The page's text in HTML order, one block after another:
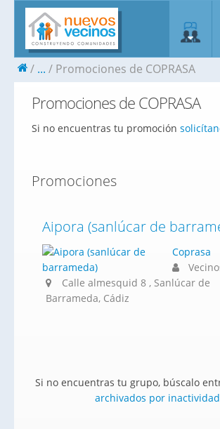
... Promociones de COPRASA
Promociones de COPRASA
Si no encuentras tu promoción
Promociones
Aipora (sanlúcar de
Coprasa
Calle almesquid 8 , Sanlúcar de
Barrameda, Cádiz
Si no encuentras tu grupo, búscalo
archivados por inactividad